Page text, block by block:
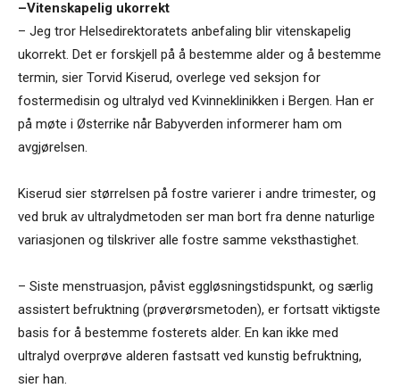
–Vitenskapelig ukorrekt
– Jeg tror Helsedirektoratets anbefaling blir vitenskapelig
ukorrekt. Det er forskjell på å bestemme alder og å bestemme
termin, sier Torvid Kiserud, overlege ved seksjon for
fostermedisin og ultralyd ved Kvinneklinikken i Bergen. Han er
på møte i Østerrike når Babyverden informerer ham om
avgjørelsen.
Kiserud sier størrelsen på fostre varierer i andre trimester, og
ved bruk av ultralydmetoden ser man bort fra denne naturlige
variasjonen og tilskriver alle fostre samme veksthastighet.
– Siste menstruasjon, påvist eggløsningstidspunkt, og særlig
assistert befruktning (prøverørsmetoden), er fortsatt viktigste
basis for å bestemme fosterets alder. En kan ikke med
ultralyd overprøve alderen fastsatt ved kunstig befruktning,
sier han.